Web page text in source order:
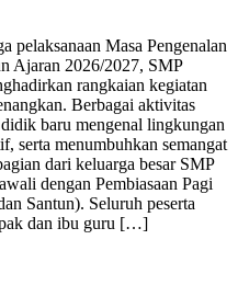
pelaksanaan Masa Pengenalan
Ajaran 2026/2027, SMP
rangkaian kegiatan
Berbagai aktivitas
baru mengenal lingkungan
serta menumbuhkan semangat
dari keluarga besar SMP
dengan Pembiasaan Pagi
Santun). Seluruh peserta
dan ibu guru […]